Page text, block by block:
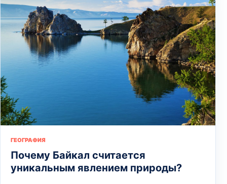
ГЕОГРАФИЯ
Почему Байкал считается
уникальным явлением природы?